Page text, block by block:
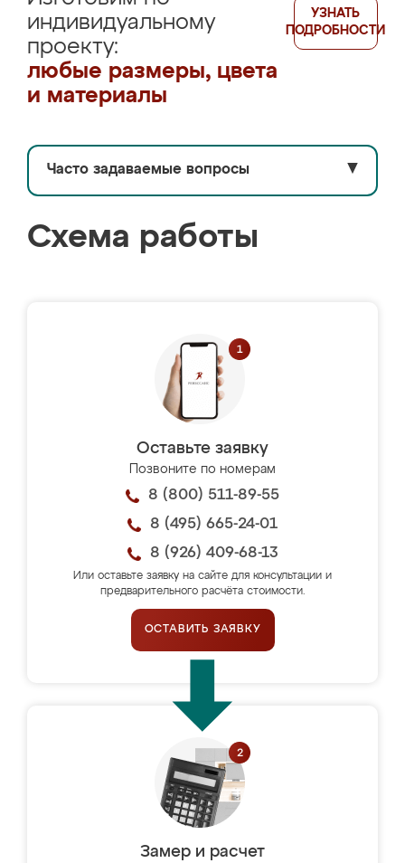
индивидуальному
проекту:
любые размеры, цвета
и материалы
УЗНАТЬ
ПОДРОБНОСТИ
Часто задаваемые вопросы ▼
Схема работы
Оставьте заявку
Позвоните по номерам
8 (800) 511-89-55
8 (495) 665-24-01
8 (926) 409-68-13
Или оставьте заявку на сайте для консультации и
предварительного расчёта стоимости.
ОСТАВИТЬ ЗАЯВКУ
Замер и расчет